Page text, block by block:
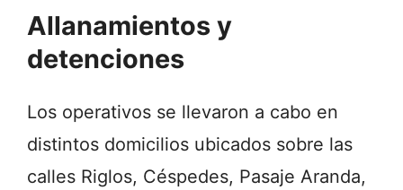
Allanamientos y
detenciones
Los operativos se llevaron a cabo en
distintos domicilios ubicados sobre las
calles Riglos, Céspedes, Pasaje Aranda,